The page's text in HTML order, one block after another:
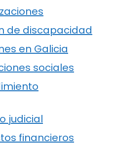
de discapacidad
en Galicia
sociales
judicial
financieros